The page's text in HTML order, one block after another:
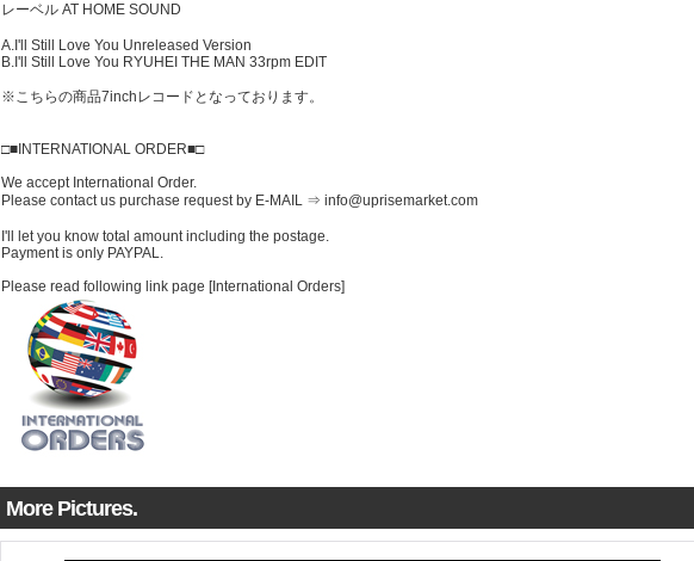
レーベル AT HOME SOUND
A.I'll Still Love You Unreleased Version
B.I'll Still Love You RYUHEI THE MAN 33rpm EDIT
※こちらの商品7inchレコードとなっております。
□■INTERNATIONAL ORDER■□
We accept International Order.
Please contact us purchase request by E-MAIL ⇒ info@uprisemarket.com
I'll let you know total amount including the postage.
Payment is only PAYPAL.
Please read following link page [International Orders]
More Pictures.